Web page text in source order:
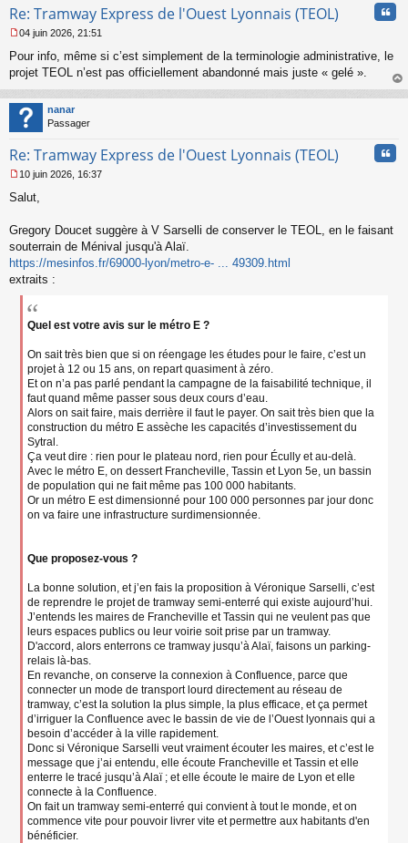
Re: Tramway Express de l'Ouest Lyonnais (TEOL)
e
s
a
g
e
o
l
u
04 juin 2026, 21:51
Pour info, même si c’est simplement de la terminologie administrative, le
projet TEOL n’est pas officiellement abandonné mais juste « gelé ».
au
nanar
Passager
Re: Tramway Express de l'Ouest Lyonnais (TEOL)
e
s
g
e
n
o
10 juin 2026, 16:37
Salut,
Gregory Doucet suggère à V Sarselli de conserver le TEOL, en le faisant
souterrain de Ménival jusqu'à Alaï.
https://mesinfos.fr/69000-lyon/metro-e- ... 49309.html
extraits :
Quel est votre avis sur le métro E ?
On sait très bien que si on réengage les études pour le faire, c’est un
projet à 12 ou 15 ans, on repart quasiment à zéro.
Et on n’a pas parlé pendant la campagne de la faisabilité technique, il
faut quand même passer sous deux cours d’eau.
Alors on sait faire, mais derrière il faut le payer. On sait très bien que la
construction du métro E assèche les capacités d’investissement du
Sytral.
Ça veut dire : rien pour le plateau nord, rien pour Écully et au-delà.
Avec le métro E, on dessert Francheville, Tassin et Lyon 5e, un bassin
de population qui ne fait même pas 100 000 habitants.
Or un métro E est dimensionné pour 100 000 personnes par jour donc
on va faire une infrastructure surdimensionnée.
Que proposez-vous ?
La bonne solution, et j’en fais la proposition à Véronique Sarselli, c’est
de reprendre le projet de tramway semi-enterré qui existe aujourd’hui.
J’entends les maires de Francheville et Tassin qui ne veulent pas que
leurs espaces publics ou leur voirie soit prise par un tramway.
D'accord, alors enterrons ce tramway jusqu’à Alaï, faisons un parking-
relais là-bas.
En revanche, on conserve la connexion à Confluence, parce que
connecter un mode de transport lourd directement au réseau de
tramway, c’est la solution la plus simple, la plus efficace, et ça permet
d’irriguer la Confluence avec le bassin de vie de l’Ouest lyonnais qui a
besoin d’accéder à la ville rapidement.
Donc si Véronique Sarselli veut vraiment écouter les maires, et c’est le
message que j’ai entendu, elle écoute Francheville et Tassin et elle
enterre le tracé jusqu’à Alaï ; et elle écoute le maire de Lyon et elle
connecte à la Confluence.
On fait un tramway semi-enterré qui convient à tout le monde, et on
commence vite pour pouvoir livrer vite et permettre aux habitants d'en
bénéficier.